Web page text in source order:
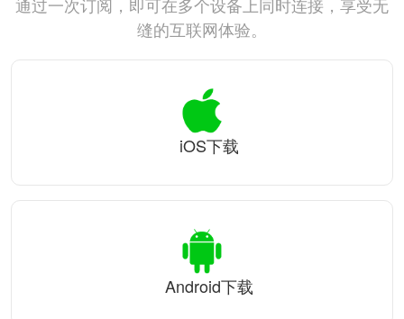
缝的互联网体验。
iOS下载
Android下载